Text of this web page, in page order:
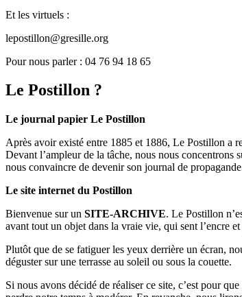
Et les virtuels :
lepostillon@gresille.org
Pour nous parler : 04 76 94 18 65
Le Postillon ?
Le journal papier Le Postillon
Après avoir existé entre 1885 et 1886, Le Postillon a
Devant l’ampleur de la tâche, nous nous concentrons
nous convaincre de devenir son journal de
Le site internet du Postillon
Bienvenue sur un SITE-ARCHIVE. Le Postillon
avant tout un objet dans la vraie vie, qui sent l’encre
Plutôt que de se fatiguer les yeux derrière un écran,
déguster sur une terrasse au soleil ou sous la couette.
Si nous avons décidé de réaliser ce site, c’est pour